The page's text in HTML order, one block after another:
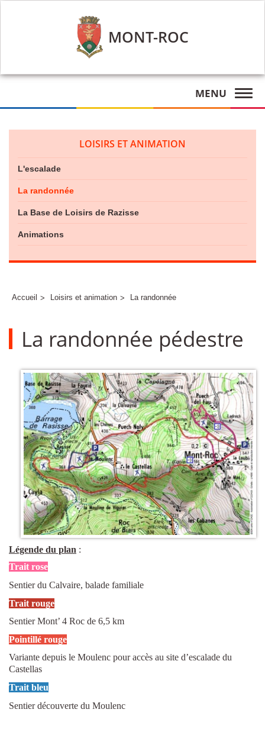
MONT-ROC
MENU
LOISIRS ET ANIMATION
L'escalade
La randonnée
La Base de Loisirs de Razisse
Animations
Accueil Loisirs et animation La randonnée
La randonnée pédestre
Légende du plan :
Trait rose
Sentier du Calvaire, balade familiale
Trait rouge
Sentier Mont’ 4 Roc de 6,5 km
Pointillé rouge
Variante depuis le Moulenc pour accès au site d’escalade du
Castellas
Trait bleu
Sentier découverte du Moulenc